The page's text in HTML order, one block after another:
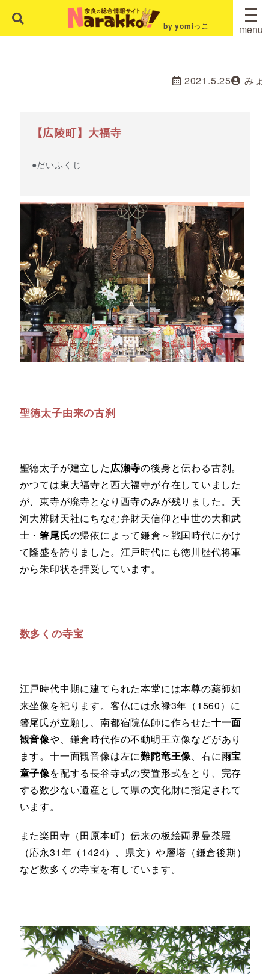
by yomiっこ menu
2021.5.25 みょ
【広陵町】大福寺
●だいふくじ
聖徳太子由来の古刹
聖徳太子が建立した広瀬寺の後身と伝わる古刹。
かつては東大福寺と西大福寺が存在していました
が、東寺が廃寺となり西寺のみが残りました。天
河大辨財天社にちなむ弁財天信仰と中世の大和武
士・箸尾氏の帰依によって鎌倉～戦国時代にかけ
て隆盛を誇りました。江戸時代にも徳川歴代将軍
から朱印状を拝受しています。
数多くの寺宝
江戸時代中期に建てられた本堂には本尊の薬師如
来坐像を祀ります。客仏には永禄3年（1560）に
箸尾氏が立願し、南都宿院仏師に作らせた十一面
観音像や、鎌倉時代作の不動明王立像などがあり
ます。十一面観音像は左に難陀竜王像、右に雨宝
童子像を配する長谷寺式の安置形式をとり、完存
する数少ない遺産として県の文化財に指定されて
います。
また楽田寺（田原本町）伝来の板絵両界曼荼羅
（応永31年（1424）、県文）や層塔（鎌倉後期）
など数多くの寺宝を有しています。